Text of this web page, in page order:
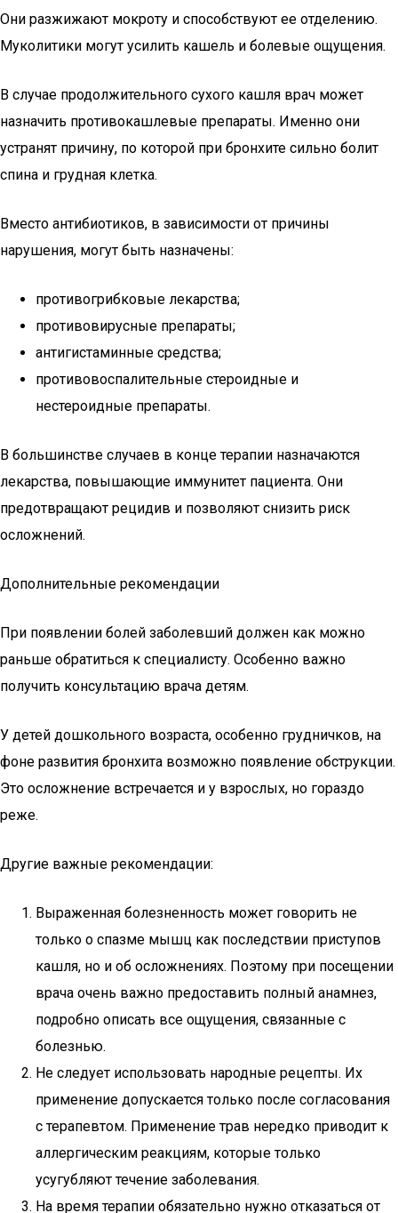
Они разжижают мокроту и способствуют ее отделению.
Муколитики могут усилить кашель и болевые ощущения.
В случае продолжительного сухого кашля врач может
назначить противокашлевые препараты. Именно они
устранят причину, по которой при бронхите сильно болит
спина и грудная клетка.
Вместо антибиотиков, в зависимости от причины
нарушения, могут быть назначены:
противогрибковые лекарства;
противовирусные препараты;
антигистаминные средства;
противовоспалительные стероидные и
нестероидные препараты.
В большинстве случаев в конце терапии назначаются
лекарства, повышающие иммунитет пациента. Они
предотвращают рецидив и позволяют снизить риск
осложнений.
Дополнительные рекомендации
При появлении болей заболевший должен как можно
раньше обратиться к специалисту. Особенно важно
получить консультацию врача детям.
У детей дошкольного возраста, особенно грудничков, на
фоне развития бронхита возможно появление обструкции.
Это осложнение встречается и у взрослых, но гораздо
реже.
Другие важные рекомендации:
Выраженная болезненность может говорить не
только о спазме мышц как последствии приступов
кашля, но и об осложнениях. Поэтому при посещении
врача очень важно предоставить полный анамнез,
подробно описать все ощущения, связанные с
болезнью.
Не следует использовать народные рецепты. Их
применение допускается только после согласования
с терапевтом. Применение трав нередко приводит к
аллергическим реакциям, которые только
усугубляют течение заболевания.
На время терапии обязательно нужно отказаться от